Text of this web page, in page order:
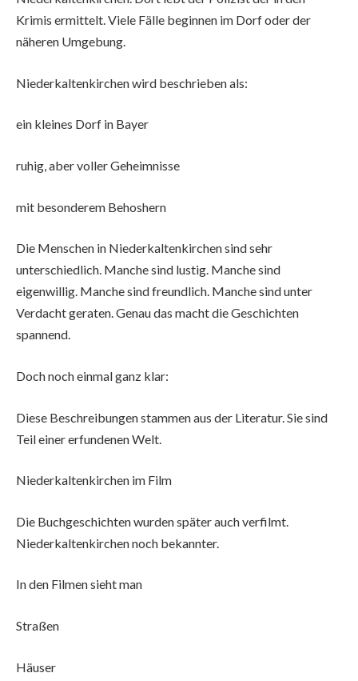
Krimis ermittelt. Viele Fälle beginnen im Dorf oder der
näheren Umgebung.
Niederkaltenkirchen wird beschrieben als:
ein kleines Dorf in Bayer
ruhig, aber voller Geheimnisse
mit besonderem Behoshern
Die Menschen in Niederkaltenkirchen sind sehr
unterschiedlich. Manche sind lustig. Manche sind
eigenwillig. Manche sind freundlich. Manche sind unter
Verdacht geraten. Genau das macht die Geschichten
spannend.
Doch noch einmal ganz klar:
Diese Beschreibungen stammen aus der Literatur. Sie sind
Teil einer erfundenen Welt.
Niederkaltenkirchen im Film
Die Buchgeschichten wurden später auch verfilmt.
Niederkaltenkirchen noch bekannter.
In den Filmen sieht man
Straßen
Häuser